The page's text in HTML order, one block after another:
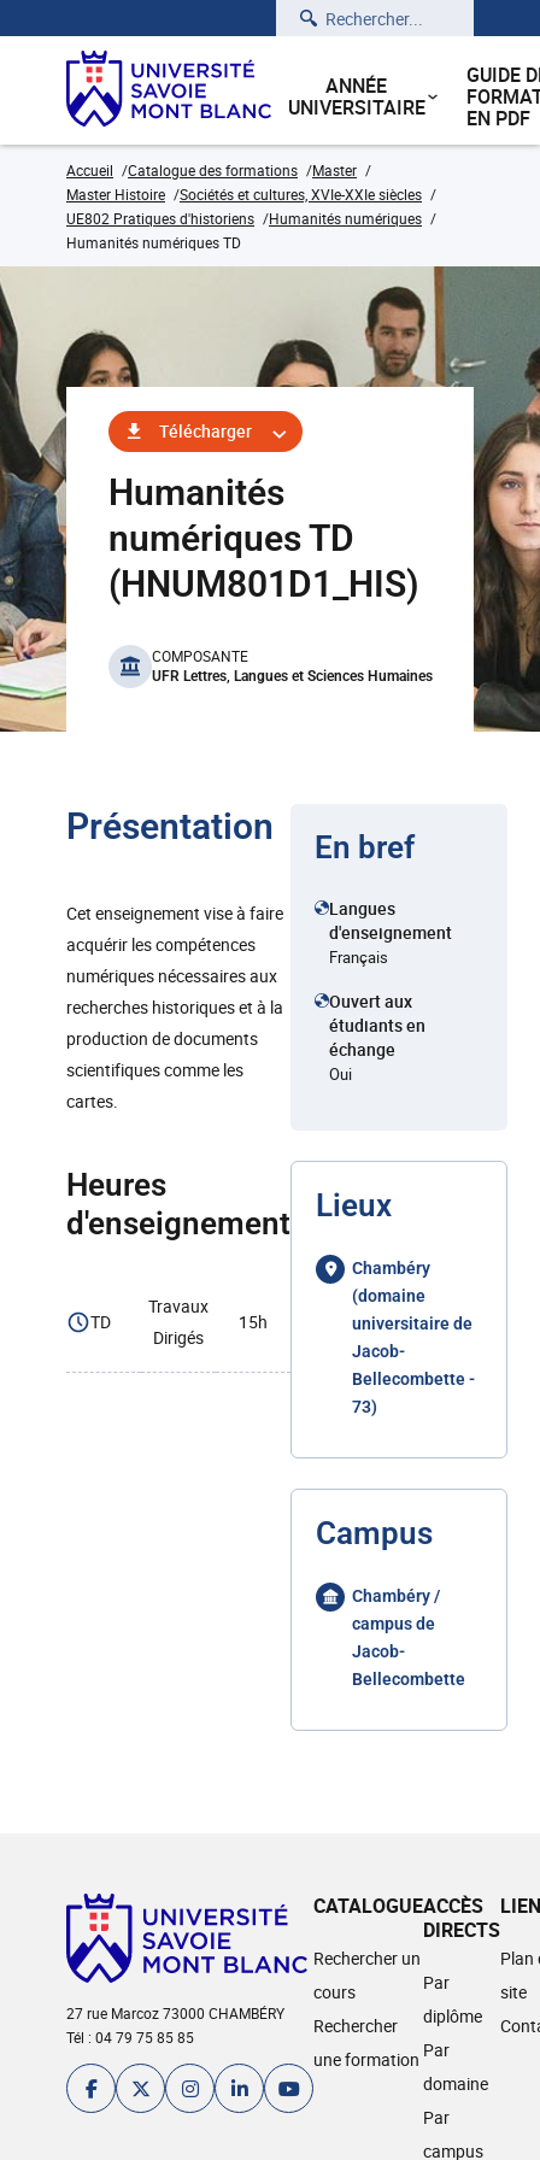
Rechercher
ANNÉE
UNIVERSITAIRE
GUIDE
EN PDF
Accueil Catalogue des formations
Master
Master Histoire
Sociétés et cultures, XVIe-XXIe siècles
UE802 Pratiques d'historiens
Humanités numériques
Humanités numériques TD
Télécharger
Humanités
numériques TD
(HNUM801D1_HIS)
benefits
COMPOSANTE
UFR Lettres, Langues et Sciences Humaines
Présentation
Cet enseignement vise à faire
acquérir les compétences
numériques nécessaires aux
recherches historiques et à la
production de documents
scientifiques comme les
cartes.
Heures
d'enseignement
TD
Travaux
Dirigés
15h
En bref
Langues
d'enseignement
Français
Ouvert aux
étudiants en
échange
Oui
Lieux
Chambéry
(domaine
universitaire de
Jacob-
Bellecombette -
73)
Campus
Chambéry /
campus de
Jacob-
Bellecombette
27 rue Marcoz 73000 CHAMBÉRY
Tél : 04 79 75 85 85
CATALOGUE
Rechercher un
cours
Rechercher
une formation
ACCÈS
DIRECTS
Par
diplôme
Par
domaine
Par
campus
Plan
site